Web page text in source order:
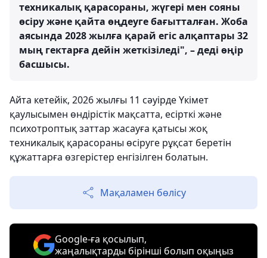
техникалық қарасораны, жүгері мен сояны
өсіру және қайта өңдеуге бағытталған. Жоба
аясында 2028 жылға қарай егіс алқаптары 32
мың гектарға дейін жеткізіледі", – деді өңір
басшысы.
Айта кетейік, 2026 жылғы 11 сәуірде Үкімет
қаулысымен өндірістік мақсатта, есірткі және
психотроптық заттар жасауға қатысы жоқ
техникалық қарасораны өсіруге рұқсат беретін
құжаттарға өзгерістер енгізілген болатын.
Мақаламен бөлісу
Google-ға қосылып,
жаңалықтарды бірінші болып оқыңыз